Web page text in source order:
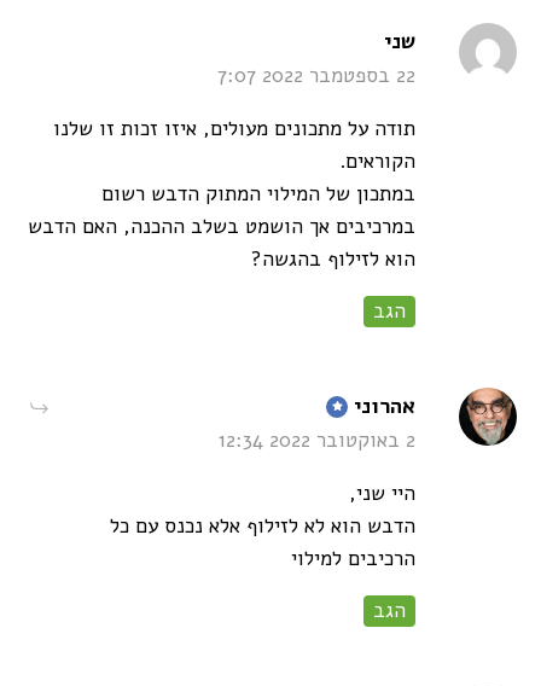
שני
22 בספטמבר 2022 7:07
תודה על מתכונים מעולים, איזו זכות זו שלנו
הקוראים.
במתכון של המילוי המתוק הדבש רשום
במרכיבים אך הושמט בשלב ההכנה, האם הדבש
הוא לזילוף בהגשה?
הגב
אהרוני says:
2 באוקטובר 2022 12:34
היי שני,
הדבש הוא לא לזילוף אלא נכנס עם כל
הרכיבים למילוי
הגב